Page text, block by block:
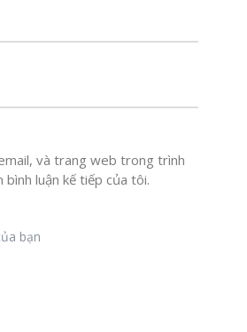
và trang web trong trình
bình luận kế tiếp của tôi.